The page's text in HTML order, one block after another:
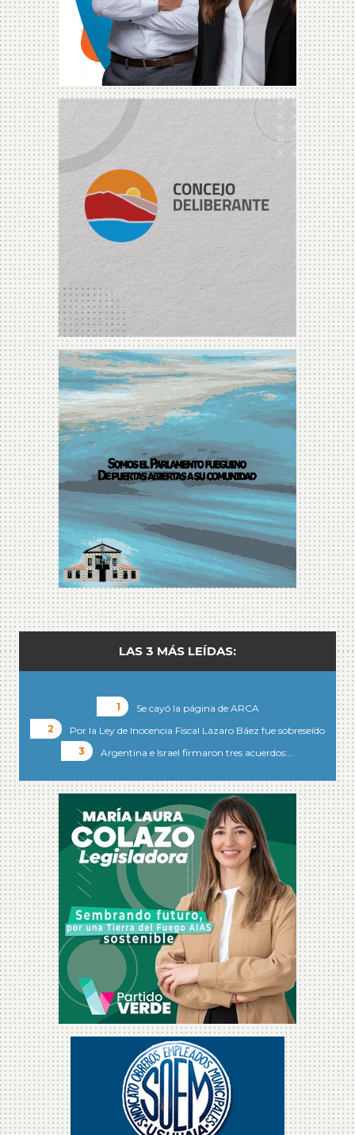
LAS 3 MÁS LEÍDAS:
Se cayó la página de ARCA
Por la Ley de Inocencia Fiscal Lázaro Báez fue sobreseído
Argentina e Israel firmaron tres acuerdos:…